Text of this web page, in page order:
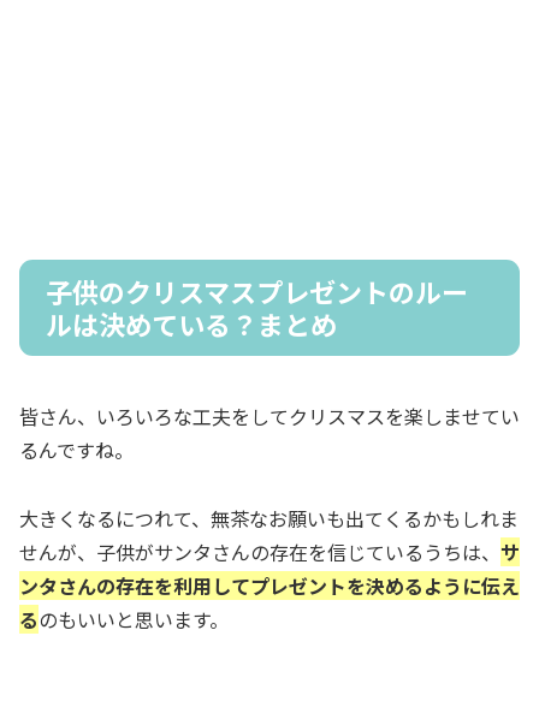
子供のクリスマスプレゼントのルー
ルは決めている？まとめ
皆さん、いろいろな工夫をしてクリスマスを楽しませてい
るんですね。
大きくなるにつれて、無茶なお願いも出てくるかもしれま
せんが、子供がサンタさんの存在を信じているうちは、 サ
ンタさんの存在を利用してプレゼントを決めるように伝え
るのもいいと思います。